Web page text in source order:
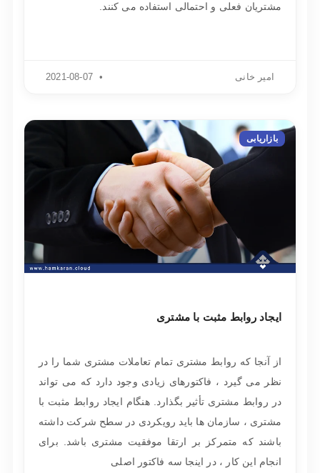
مشتریان فعلی و احتمالی استفاده می کنند.
امیر خانی
بازاریابی
ایجاد روابط مثبت با مشتری
از آنجا که روابط مشتری تمام تعاملات مشتری شما را در
نظر می گیرد ، فاکتورهای زیادی وجود دارد که می تواند
در روابط مشتری تأثیر بگذارد. هنگام ایجاد روابط مثبت با
مشتری ، سازمان ها باید رویکردی در سطح شرکت داشته
باشند که متمرکز بر ارتقا موفقیت مشتری باشد. برای
انجام این کار ، در اینجا سه فاکتور اصلی